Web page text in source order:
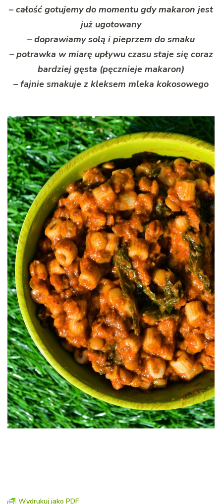
– całość gotujemy do momentu gdy makaron jest
już ugotowany
– doprawiamy solą i pieprzem do smaku
– potrawka w miarę upływu czasu staje się coraz
bardziej gęsta (pęcznieje makaron)
– fajnie smakuje z kleksem mleka kokosowego
Wydrukuj jako PDF